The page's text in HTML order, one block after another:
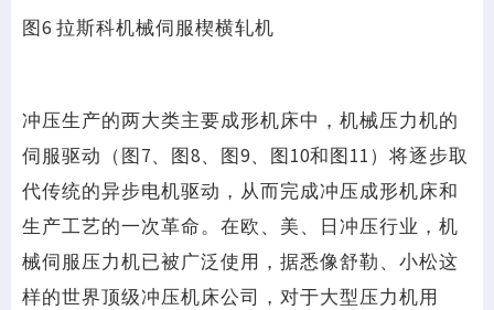
图6 拉斯科机械伺服楔横轧机
冲压生产的两大类主要成形机床中，机械压力机的
伺服驱动（图7、图8、图9、图10和图11）将逐步取
代传统的异步电机驱动，从而完成冲压成形机床和
生产工艺的一次革命。在欧、美、日冲压行业，机
械伺服压力机已被广泛使用，据悉像舒勒、小松这
样的世界顶级冲压机床公司，对于大型压力机用